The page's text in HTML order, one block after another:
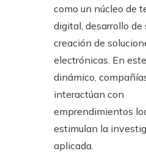
como un núcleo de
digital, desarrollo
creación de
electrónicas. En
dinámico,
interactúan con
emprendimientos
estimulan la
aplicada.